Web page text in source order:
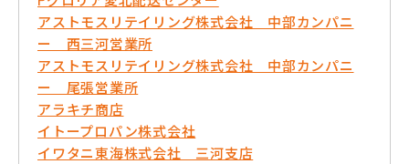
アストモスリテイリング株式会社 中部カンパニ
ー 西三河営業所
アストモスリテイリング株式会社 中部カンパニ
ー 尾張営業所
アラキチ商店
イトープロパン株式会社
イワタニ東海株式会社 三河支店